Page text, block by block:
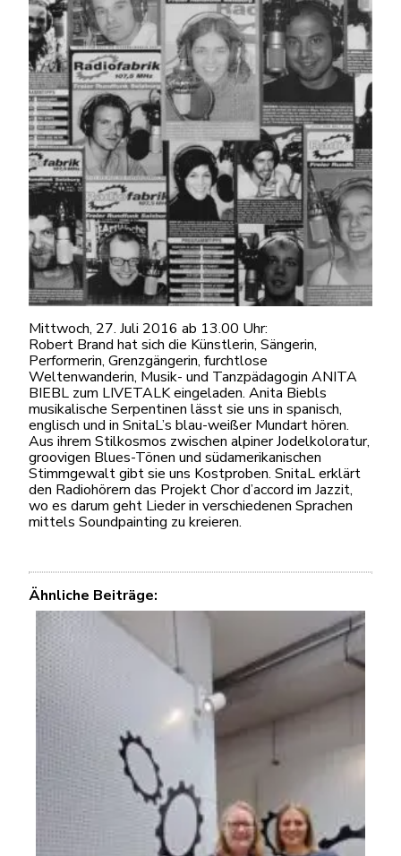
Mittwoch, 27. Juli 2016 ab 13.00 Uhr:
Robert Brand hat sich die Künstlerin, Sängerin,
Performerin, Grenzgängerin, furchtlose
Weltenwanderin, Musik- und Tanzpädagogin ANITA
BIEBL zum LIVETALK eingeladen. Anita Biebls
musikalische Serpentinen lässt sie uns in spanisch,
englisch und in SnitaL’s blau-weißer Mundart hören.
Aus ihrem Stilkosmos zwischen alpiner Jodelkoloratur,
groovigen Blues-Tönen und südamerikanischen
Stimmgewalt gibt sie uns Kostproben. SnitaL erklärt
den Radiohörern das Projekt Chor d’accord im Jazzit,
wo es darum geht Lieder in verschiedenen Sprachen
mittels Soundpainting zu kreieren.
Ähnliche Beiträge: